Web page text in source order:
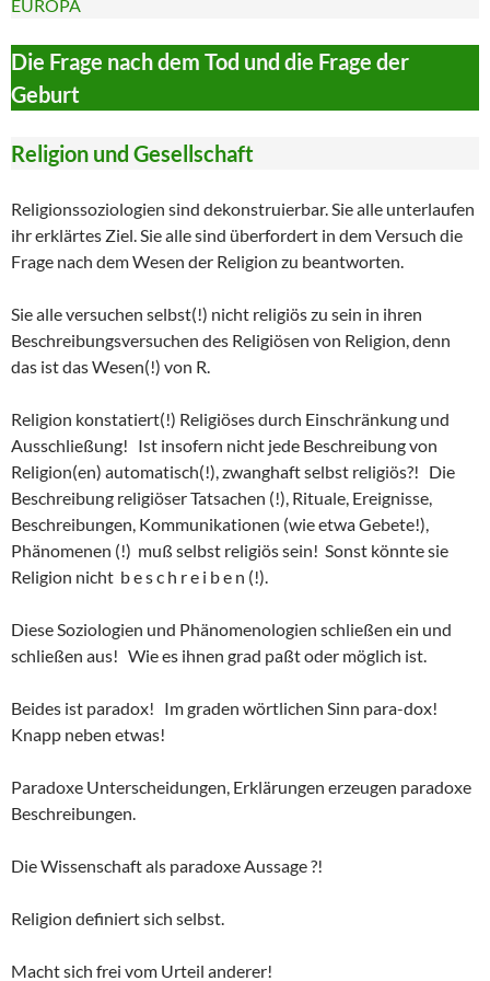
EUROPA
Die Frage nach dem Tod und die Frage der
Geburt
Religion und Gesellschaft
Religionssoziologien sind dekonstruierbar. Sie alle unterlaufen
ihr erklärtes Ziel. Sie alle sind überfordert in dem Versuch die
Frage nach dem Wesen der Religion zu beantworten.
Sie alle versuchen selbst(!) nicht religiös zu sein in ihren
Beschreibungsversuchen des Religiösen von Religion, denn
das ist das Wesen(!) von R.
Religion konstatiert(!) Religiöses durch Einschränkung und
Ausschließung! Ist insofern nicht jede Beschreibung von
Religion(en) automatisch(!), zwanghaft selbst religiös?! Die
Beschreibung religiöser Tatsachen (!), Rituale, Ereignisse,
Beschreibungen, Kommunikationen (wie etwa Gebete!),
Phänomenen (!) muß selbst religiös sein! Sonst könnte sie
Religion nicht b e s c h r e i b e n (!).
Diese Soziologien und Phänomenologien schließen ein und
schließen aus! Wie es ihnen grad paßt oder möglich ist.
Beides ist paradox! Im graden wörtlichen Sinn para-dox!
Knapp neben etwas!
Paradoxe Unterscheidungen, Erklärungen erzeugen paradoxe
Beschreibungen.
Die Wissenschaft als paradoxe Aussage ?!
Religion definiert sich selbst.
Macht sich frei vom Urteil anderer!